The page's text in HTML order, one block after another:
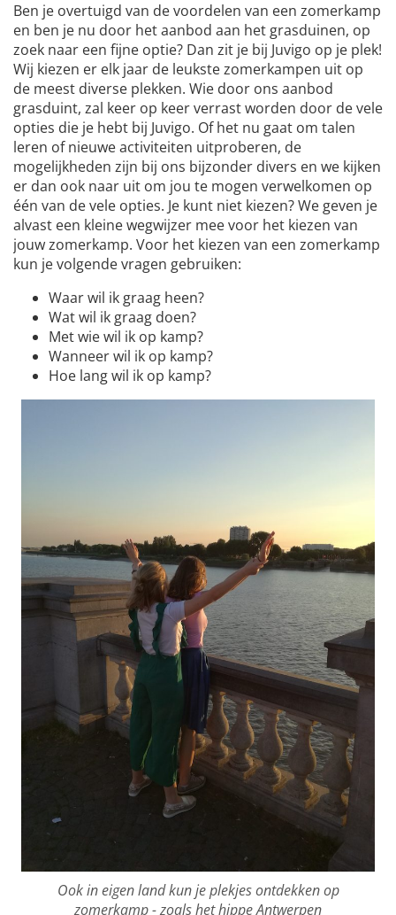
Ben je overtuigd van de voordelen van een zomerkamp
en ben je nu door het aanbod aan het grasduinen, op
zoek naar een fijne optie? Dan zit je bij Juvigo op je plek!
Wij kiezen er elk jaar de leukste zomerkampen uit op
de meest diverse plekken. Wie door ons aanbod
grasduint, zal keer op keer verrast worden door de vele
opties die je hebt bij Juvigo. Of het nu gaat om talen
leren of nieuwe activiteiten uitproberen, de
mogelijkheden zijn bij ons bijzonder divers en we kijken
er dan ook naar uit om jou te mogen verwelkomen op
één van de vele opties. Je kunt niet kiezen? We geven je
alvast een kleine wegwijzer mee voor het kiezen van
jouw zomerkamp. Voor het kiezen van een zomerkamp
kun je volgende vragen gebruiken:
Waar wil ik graag heen?
Wat wil ik graag doen?
Met wie wil ik op kamp?
Wanneer wil ik op kamp?
Hoe lang wil ik op kamp?
Ook in eigen land kun je plekjes ontdekken op
zomerkamp - zoals het hippe Antwerpen